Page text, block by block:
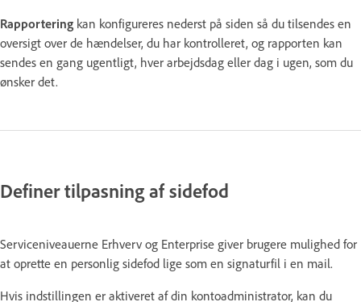
Rapportering kan konfigureres nederst på siden så du tilsendes en
oversigt over de hændelser, du har kontrolleret, og rapporten kan
sendes en gang ugentligt, hver arbejdsdag eller dag i ugen, som du
ønsker det.
Definer tilpasning af sidefod
Serviceniveauerne Erhverv og Enterprise giver brugere mulighed for
at oprette en personlig sidefod lige som en signaturfil i en mail.
Hvis indstillingen er aktiveret af din kontoadministrator, kan du